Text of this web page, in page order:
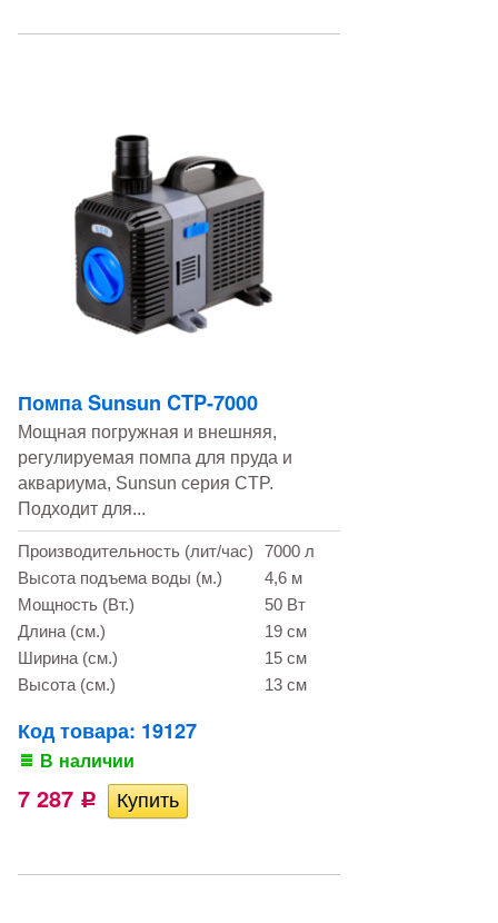
Помпа Sunsun CTP-7000
Мощная погружная и внешняя,
регулируемая помпа для пруда и
аквариума, Sunsun серия CTP.
Подходит для...
Производительность (лит/час)
7000 л
Высота подъема воды (м.)
4,6 м
Мощность (Вт.)
50 Вт
Длина (см.)
19 см
Ширина (см.)
15 см
Высота (см.)
13 см
Код товара: 19127
В наличии
7 287 Р